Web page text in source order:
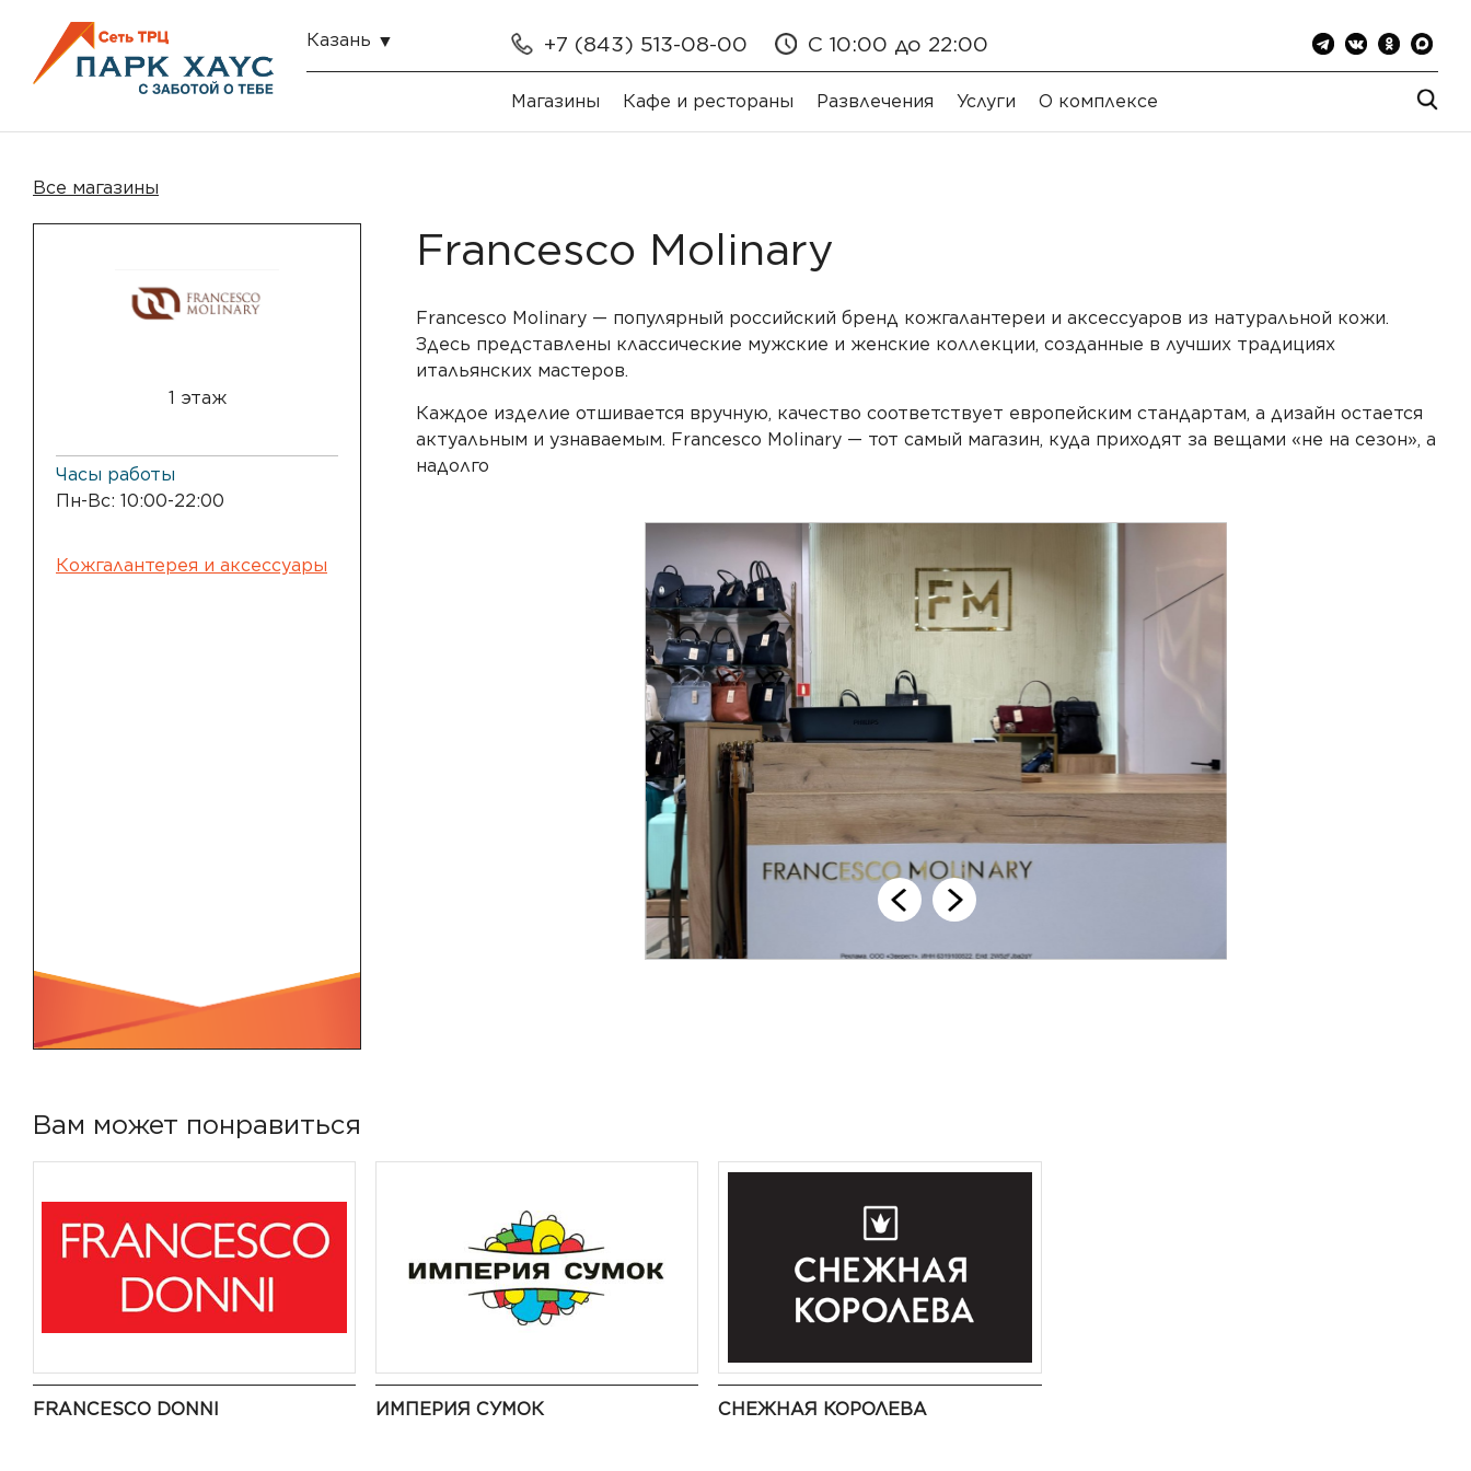
Казань +7 (843) 513-08-00 С 10:00 до 22:00
Магазины Кафе и рестораны Развлечения Услуги О комплексе
Все магазины
1 этаж
Часы работы
Пн-Вс: 10:00-22:00
Кожгалантерея и аксессуары
Francesco Molinary
Francesco Molinary — популярный российский бренд кожгалантереи и аксессуаров из натуральной кожи.
Здесь представлены классические мужские и женские коллекции, созданные в лучших традициях
итальянских мастеров.
Каждое изделие отшивается вручную, качество соответствует европейским стандартам, а дизайн остается
актуальным и узнаваемым. Francesco Molinary — тот самый магазин, куда приходят за вещами «не на сезон», а
надолго
Вам может понравиться
FRANCESCO DONNI ИМПЕРИЯ СУМОК СНЕЖНАЯ КОРОЛЕВА